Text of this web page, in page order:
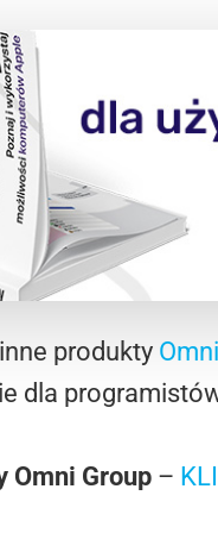
produkty
dla
Omni Group –